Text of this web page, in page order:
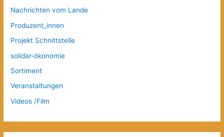
Nachrichten vom Lande
Produzent_innen
Projekt Schnittstelle
solidar-ökonomie
Sortiment
Veranstaltungen
Videos /Film